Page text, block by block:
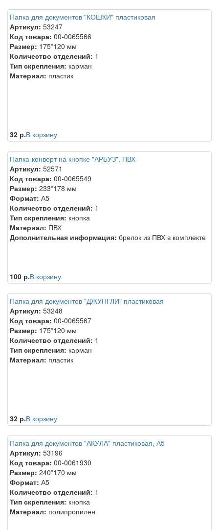
Папка для документов "КОШКИ" пластиковая
Артикул: 53247
Код товара: 00-0065566
Размер: 175*120 мм
Количество отделений: 1
Тип скрепления: карман
Материал: пластик
32 р.В корзину
Папка-конверт на кнопке "АРБУЗ", ПВХ
Артикул: 52571
Код товара: 00-0065549
Размер: 233*178 мм
Формат: А5
Количество отделений: 1
Тип скрепления: кнопка
Материал: ПВХ
Дополнительная информация: брелок из ПВХ в комплекте
100 р.В корзину
Папка для документов "ДЖУНГЛИ" пластиковая
Артикул: 53248
Код товара: 00-0065567
Размер: 175*120 мм
Количество отделений: 1
Тип скрепления: карман
Материал: пластик
32 р.В корзину
Папка для документов "АКУЛА" пластиковая, А5
Артикул: 53196
Код товара: 00-0061930
Размер: 240*170 мм
Формат: А5
Количество отделений: 1
Тип скрепления: кнопка
Материал: полипропилен